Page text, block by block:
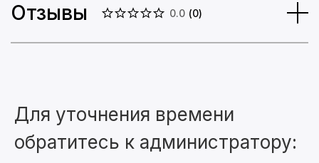
Отзывы 0.0 (0)
Для уточнения времени
обратитесь к администратору: